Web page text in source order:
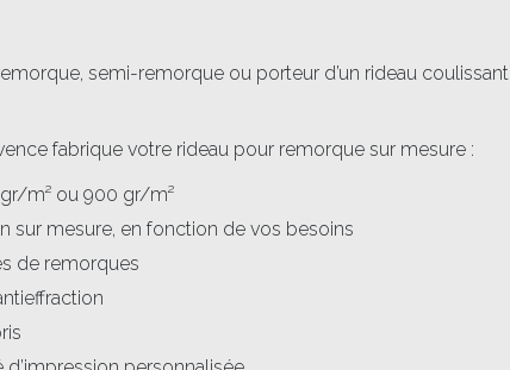
semi-remorque ou porteur d’un rideau coulissant
fabrique votre rideau pour remorque sur mesure :
m² ou 900 gr/m²
sur mesure, en fonction de vos besoins
de remorques